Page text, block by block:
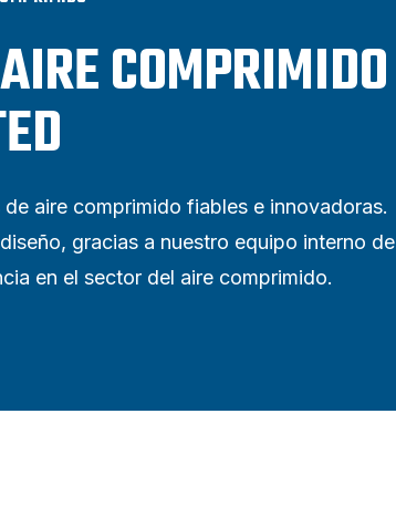
COMPRIMIDO
aire comprimido fiables e innovadoras.
gracias a nuestro equipo interno de
en el sector del aire comprimido.